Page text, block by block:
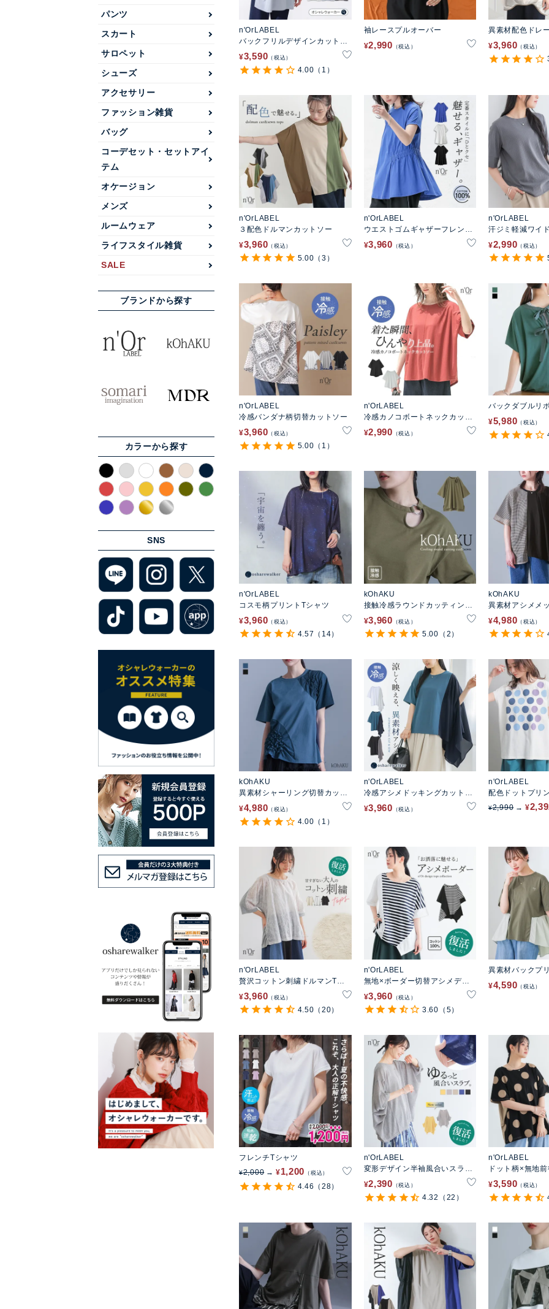
パンツ
スカート
サロペット
シューズ
アクセサリー
ファッション雑貨
バッグ
コーデセット・セットアイ
テム
オケージョン
メンズ
ルームウェア
ライフスタイル雑貨
SALE
ブランドから探す
カラーから探す
SNS
n'OrLABEL
バックフリルデザインカットソ
ー
¥3,590 税込
4.00 （1）
袖レースプルオーバー
¥2,990 税込
異素材配色ドレ
¥3,960 税込
n'OrLABEL
３配色ドルマンカットソー
¥3,960 税込
5.00 （3）
n'OrLABEL
ウエストゴムギャザーフレンチ
カットソー
¥3,960 税込
n'OrLABEL
汗ジミ軽減ワイ
ー
¥2,990 税込
n'OrLABEL
冷感バンダナ柄切替カットソー
¥3,960 税込
5.00 （1）
n'OrLABEL
冷感カノコボートネックカット
ソー
¥2,990 税込
バックダブルリ
¥5,980 税込
n'OrLABEL
コスモ柄プリントTシャツ
¥3,960 税込
4.57 （14）
kOhAKU
接触冷感ラウンドカッティング
カットソー
¥3,960 税込
5.00 （2）
kOhAKU
異素材アシメメ
ー
¥4,980 税込
kOhAKU
異素材シャーリング切替カット
ソー
¥4,980 税込
4.00 （1）
n'OrLABEL
冷感アシメドッキングカットソ
ー
¥3,960 税込
n'OrLABEL
配色ドットプリ
リーブカットソ
¥2,990 ¥
n'OrLABEL
贅沢コットン刺繍ドルマンTシ
ャツ
¥3,960 税込
4.50 （20）
n'OrLABEL
無地×ボーダー切替アシメデザ
インTシャツ
¥3,960 税込
3.60 （5）
異素材バックプ
¥4,590 税込
フレンチTシャツ
¥2,000 ¥1,200 税込
4.46 （28）
n'OrLABEL
変形デザイン半袖風合いスラブ
ニットソー
¥2,390 税込
4.32 （22）
n'OrLABEL
ドット柄×無地
ツ
¥3,590 税込